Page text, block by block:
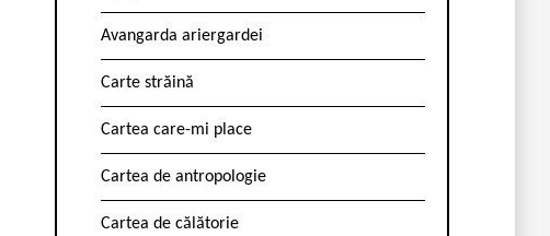
Avangarda ariergardei
Carte străină
Cartea care-mi place
Cartea de antropologie
Cartea de călătorie